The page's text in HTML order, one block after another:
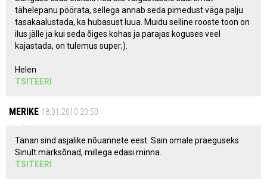
tähelepanu pöörata, sellega annab seda pimedust väga palju
tasakaalustada, ka hubasust luua. Muidu selline rooste toon on
ilus jälle ja kui seda õiges kohas ja parajas koguses veel
kajastada, on tulemus super;).
Helen
TSITEERI
MERIKE 18.01.2010 20:50
Tänan sind asjalike nõuannete eest. Sain omale praeguseks
Sinult märksõnad, millega edasi minna.
TSITEERI